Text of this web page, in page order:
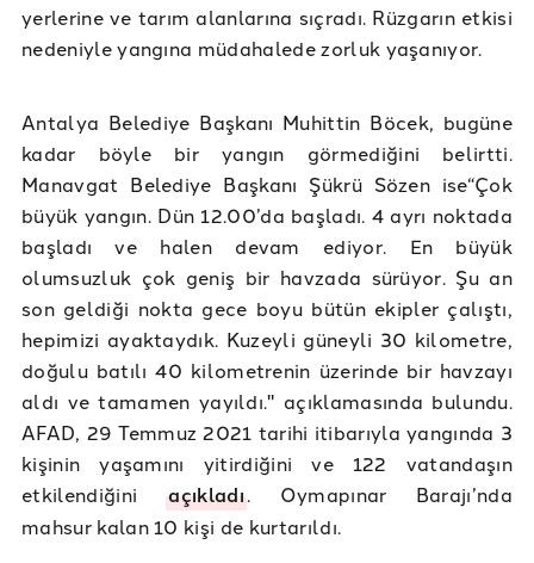
yerlerine ve tarım alanlarına sıçradı. Rüzgarın etkisi
nedeniyle yangına müdahalede zorluk yaşanıyor.
Antalya Belediye Başkanı Muhittin Böcek, bugüne
kadar böyle bir yangın görmediğini belirtti.
Manavgat Belediye Başkanı Şükrü Sözen ise“Çok
büyük yangın. Dün 12.00’da başladı. 4 ayrı noktada
başladı ve halen devam ediyor. En büyük
olumsuzluk çok geniş bir havzada sürüyor. Şu an
son geldiği nokta gece boyu bütün ekipler çalıştı,
hepimizi ayaktaydık. Kuzeyli güneyli 30 kilometre,
doğulu batılı 40 kilometrenin üzerinde bir havzayı
aldı ve tamamen yayıldı." açıklamasında bulundu.
AFAD, 29 Temmuz 2021 tarihi itibarıyla yangında 3
kişinin yaşamını yitirdiğini ve 122 vatandaşın
etkilendiğiniaçıkladı. Oymapınar Barajı’nda
mahsur kalan 10 kişi de kurtarıldı.